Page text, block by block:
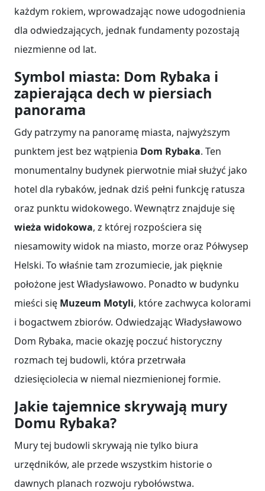
każdym rokiem, wprowadzając nowe udogodnienia
dla odwiedzających, jednak fundamenty pozostają
niezmienne od lat.
Symbol miasta: Dom Rybaka i
zapierająca dech w piersiach
panorama
Gdy patrzymy na panoramę miasta, najwyższym
punktem jest bez wątpienia Dom Rybaka. Ten
monumentalny budynek pierwotnie miał służyć jako
hotel dla rybaków, jednak dziś pełni funkcję ratusza
oraz punktu widokowego. Wewnątrz znajduje się
wieża widokowa, z której rozpościera się
niesamowity widok na miasto, morze oraz Półwysep
Helski. To właśnie tam zrozumiecie, jak pięknie
położone jest Władysławowo. Ponadto w budynku
mieści się Muzeum Motyli, które zachwyca kolorami
i bogactwem zbiorów. Odwiedzając Władysławowo
Dom Rybaka, macie okazję poczuć historyczny
rozmach tej budowli, która przetrwała
dziesięciolecia w niemal niezmienionej formie.
Jakie tajemnice skrywają mury
Domu Rybaka?
Mury tej budowli skrywają nie tylko biura
urzędników, ale przede wszystkim historie o
dawnych planach rozwoju rybołówstwa.